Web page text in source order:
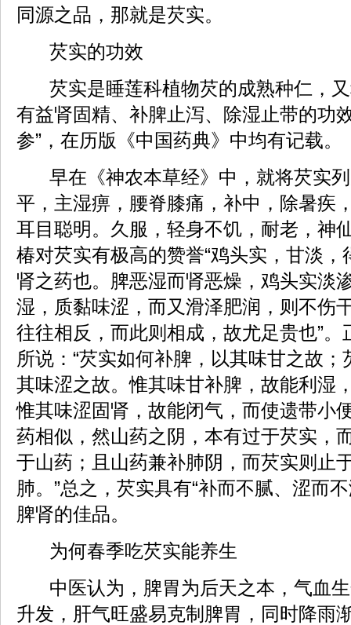
同源之品，那就是芡实。
芡实的功效
芡实是睡莲科植物芡的成熟种仁，
有益肾固精、补脾止泻、除湿止带的功
参”，在历版《中国药典》中均有记载。
早在《神农本草经》中，就将芡实
平，主湿痹，腰脊膝痛，补中，除暑疾
耳目聪明。久服，轻身不饥，耐老，神
椿对芡实有极高的赞誉“鸡头实，甘淡，
肾之药也。脾恶湿而肾恶燥，鸡头实淡
湿，质黏味涩，而又滑泽肥润，则不伤
往往相反，而此则相成，故尤足贵也”。
所说：“芡实如何补脾，以其味甘之故
其味涩之故。惟其味甘补脾，故能利湿
惟其味涩固肾，故能闭气，而使遗带小
药相似，然山药之阴，本有过于芡实，
于山药；且山药兼补肺阴，而芡实则止
肺。”总之，芡实具有“补而不腻、涩而
脾肾的佳品。
为何春季吃芡实能养生
中医认为，脾胃为后天之本，气血
升发，肝气旺盛易克制脾胃，同时降雨